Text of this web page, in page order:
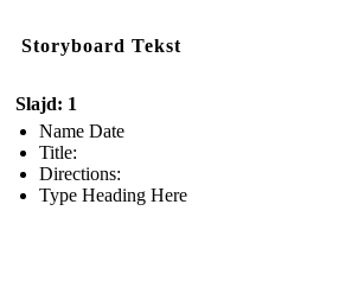
Storyboard Tekst
Slajd: 1
Name Date
Title:
Directions:
Type Heading Here